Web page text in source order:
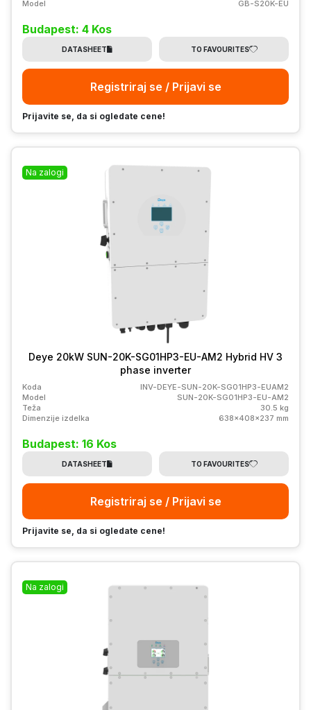
Model GB-S20K-EU
Budapest: 4 Kos
DATASHEET TO FAVOURITES
Registriraj se / Prijavi se
Prijavite se, da si ogledate cene!
Na zalogi
Deye 20kW SUN-20K-SG01HP3-EU-AM2 Hybrid HV 3
phase inverter
Koda
INV-DEYE-SUN-20K-SG01HP3-EUAM2
Model
SUN-20K-SG01HP3-EU-AM2
Teža
30.5 kg
Dimenzije izdelka
638x408x237 mm
Budapest: 16 Kos
DATASHEET TO FAVOURITES
Registriraj se / Prijavi se
Prijavite se, da si ogledate cene!
Na zalogi